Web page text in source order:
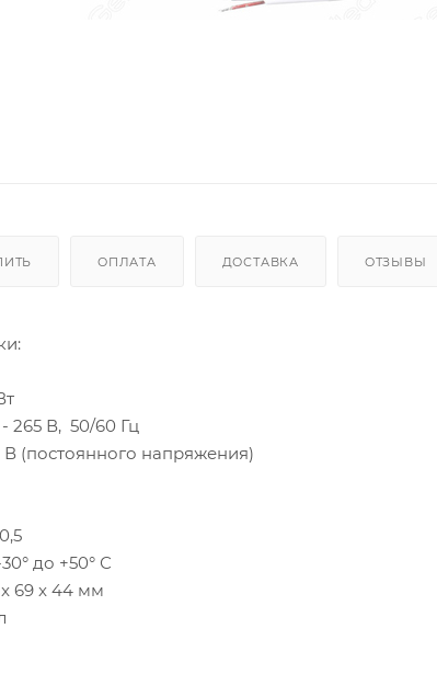
ОПЛАТА ДОСТАВКА ОТЗЫВЫ
265 В, 50/60 Гц
(постоянного напряжения)
до +50° С
69 x 44 мм